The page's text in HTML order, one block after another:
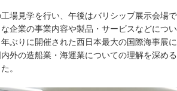
場見学を行い、午後はバリシップ展示会場で
企業の事業内容や製品・サービスなどについ
ぶりに開催された西日本最大の国際海事展に
外の造船業・海運業についての理解を深める
。